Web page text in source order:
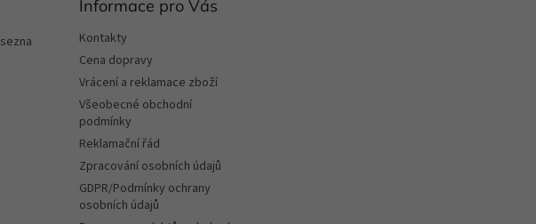
sezna
Informace pro Vás
Kontakty
Cena dopravy
Vrácení a reklamace zboží
Všeobecné obchodní
podmínky
Reklamační řád
Zpracování osobních údajů
GDPR/Podmínky ochrany
osobních údajů